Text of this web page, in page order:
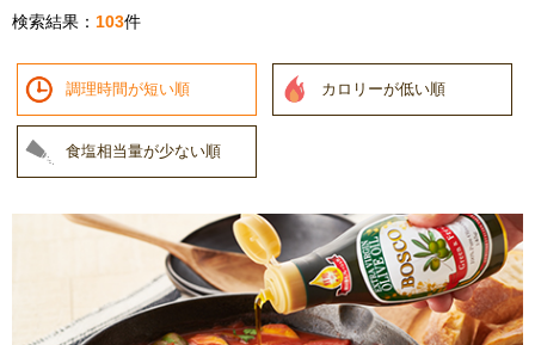
検索結果： 103件
調理時間が短い順 カロリーが低い順
食塩相当量が少ない順